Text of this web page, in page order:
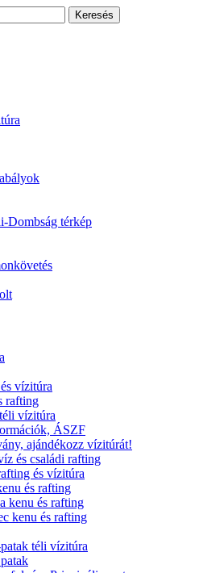
Dombság térkép
vízitúra
rafting
vízitúra
ÁSZF
ajándékozz vízitúrát!
és családi rafting
és vízitúra
és rafting
kenu és rafting
kenu és rafting
téli vízitúra